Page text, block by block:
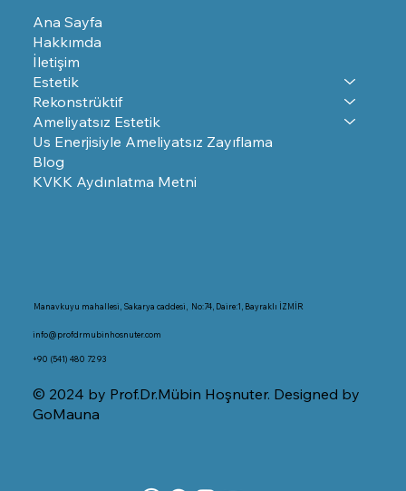
Ana Sayfa
Hakkımda
İletişim
Estetik
Rekonstrüktif
Ameliyatsız Estetik
Us Enerjisiyle Ameliyatsız Zayıflama
Blog
KVKK Aydınlatma Metni
Manavkuyu mahallesi, Sakarya caddesi, No:74, Daire:1, Bayraklı İZMİR
info@profdrmubinhosnuter.com
+90 (541) 480 72 93
© 2024 by Prof.Dr.Mübin Hoşnuter. Designed by
GoMauna